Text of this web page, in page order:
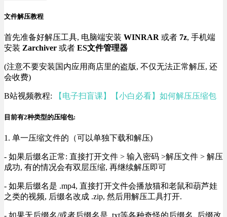
文件解压教程
首先准备好解压工具, 电脑端安装 WINRAR 或者 7z, 手机端
安装 Zarchiver 或者 ES文件管理器
(注意不要安装国内应用商店里的盗版, 不仅无法正常解压, 还
会收费)
B站视频教程: 【电子扫盲课】【小白必看】如何解压压缩包
目前有2种类型的压缩包:
1. 单一压缩文件的（可以单独下载和解压)
- 如果后缀名正常: 直接打开文件 > 输入密码 >解压文件 > 解压
成功, 有的情况会有双层压缩, 再继续解压即可
- 如果后缀名是 .mp4, 直接打开文件会播放猫和老鼠和葫芦娃
之类的视频, 后缀名改成 .zip, 然后用解压工具打开.
- 如果无后缀名/或者后缀名是 .txt等各种奇怪的后缀名, 后缀改